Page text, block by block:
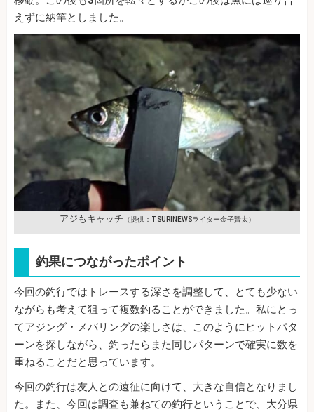
えずに納竿としました。
アジもキャッチ （提供：TSURINEWSライター金子賢太）
釣果につながったポイント
今回の釣行ではトレースする深さを調整して、とても少ない
ながらも考えて狙って複数釣ることができました。私にとっ
てアジング・メバリングの楽しさは、このようにヒットパタ
ーンを探しながら、釣ったらまた同じパターンで確実に数を
重ねることだと思っています。
今回の釣行は友人との遠征に向けて、大きな自信となりまし
た。また、今回は調査も兼ねての釣行ということで、大分県